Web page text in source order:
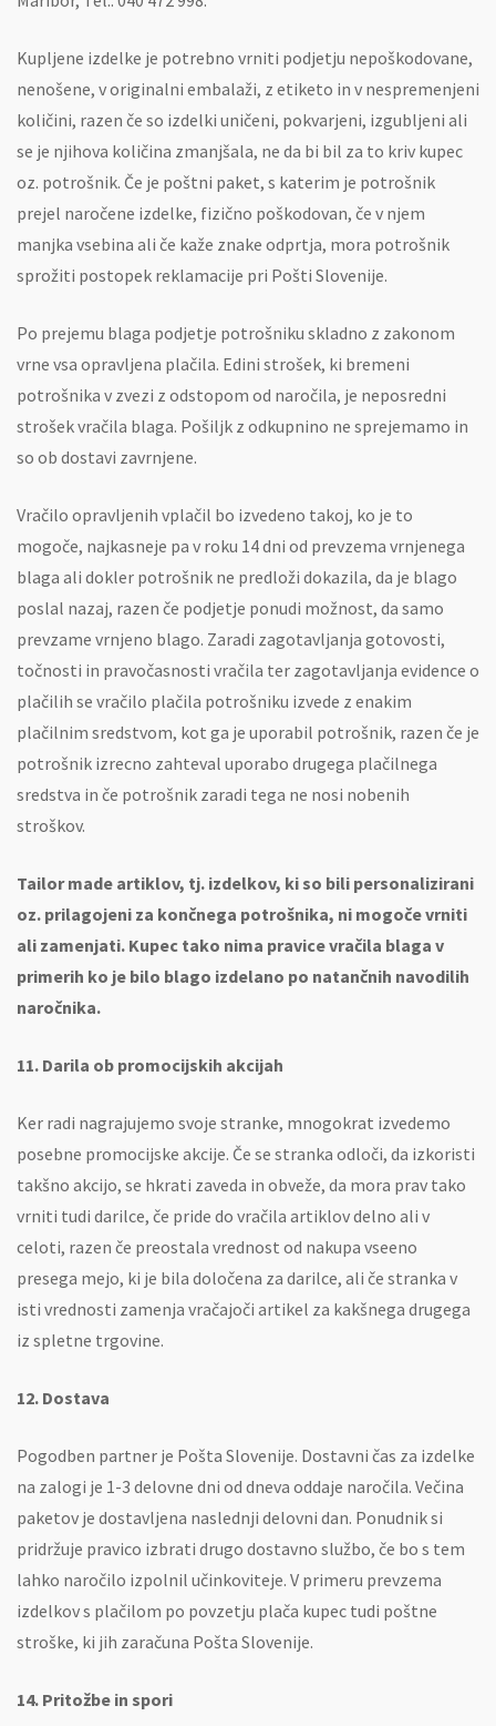
Kupljene izdelke je potrebno vrniti podjetju nepoškodovane,
nenošene, v originalni embalaži, z etiketo in v nespremenjeni
količini, razen če so izdelki uničeni, pokvarjeni, izgubljeni ali
se je njihova količina zmanjšala, ne da bi bil za to kriv kupec
oz. potrošnik. Če je poštni paket, s katerim je potrošnik
prejel naročene izdelke, fizično poškodovan, če v njem
manjka vsebina ali če kaže znake odprtja, mora potrošnik
sprožiti postopek reklamacije pri Pošti Slovenije.
Po prejemu blaga podjetje potrošniku skladno z zakonom
vrne vsa opravljena plačila. Edini strošek, ki bremeni
potrošnika v zvezi z odstopom od naročila, je neposredni
strošek vračila blaga. Pošiljk z odkupnino ne sprejemamo in
so ob dostavi zavrnjene.
Vračilo opravljenih vplačil bo izvedeno takoj, ko je to
mogoče, najkasneje pa v roku 14 dni od prevzema vrnjenega
blaga ali dokler potrošnik ne predloži dokazila, da je blago
poslal nazaj, razen če podjetje ponudi možnost, da samo
prevzame vrnjeno blago. Zaradi zagotavljanja gotovosti,
točnosti in pravočasnosti vračila ter zagotavljanja evidence o
plačilih se vračilo plačila potrošniku izvede z enakim
plačilnim sredstvom, kot ga je uporabil potrošnik, razen če je
potrošnik izrecno zahteval uporabo drugega plačilnega
sredstva in če potrošnik zaradi tega ne nosi nobenih
stroškov.
Tailor made artiklov, tj. izdelkov, ki so bili personalizirani
oz. prilagojeni za končnega potrošnika, ni mogoče vrniti
ali zamenjati. Kupec tako nima pravice vračila blaga v
primerih ko je bilo blago izdelano po natančnih navodilih
naročnika.
11. Darila ob promocijskih akcijah
Ker radi nagrajujemo svoje stranke, mnogokrat izvedemo
posebne promocijske akcije. Če se stranka odloči, da izkoristi
takšno akcijo, se hkrati zaveda in obveže, da mora prav tako
vrniti tudi darilce, če pride do vračila artiklov delno ali v
celoti, razen če preostala vrednost od nakupa vseeno
presega mejo, ki je bila določena za darilce, ali če stranka v
isti vrednosti zamenja vračajoči artikel za kakšnega drugega
iz spletne trgovine.
12. Dostava
Pogodben partner je Pošta Slovenije. Dostavni čas za izdelke
na zalogi je 1-3 delovne dni od dneva oddaje naročila. Večina
paketov je dostavljena naslednji delovni dan. Ponudnik si
pridržuje pravico izbrati drugo dostavno službo, če bo s tem
lahko naročilo izpolnil učinkoviteje. V primeru prevzema
izdelkov s plačilom po povzetju plača kupec tudi poštne
stroške, ki jih zaračuna Pošta Slovenije.
14. Pritožbe in spori